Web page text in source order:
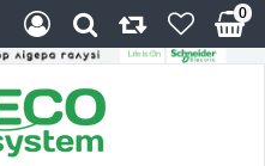
0